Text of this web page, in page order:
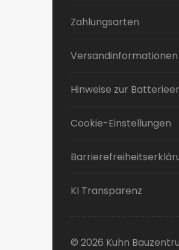
Zahlungsarten
Versandinformationen
Hinweise zur
Cookie-Einstellungen
KI Transparenz
© 2026 Kuhn